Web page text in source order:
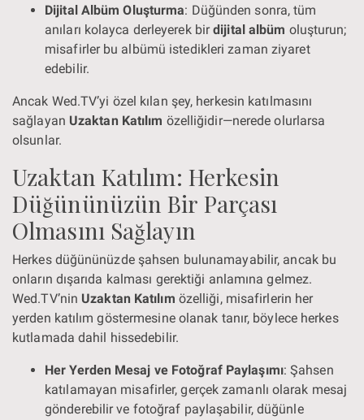
Dijital Albüm Oluşturma: Düğünden sonra, tüm
anıları kolayca derleyerek birdijital albüm oluşturun;
misafirler bu albümü istedikleri zaman ziyaret
edebilir.
Ancak Wed.TV’yi özel kılan şey, herkesin katılmasını
sağlayan Uzaktan Katılım özelliğidir—nerede olurlarsa
olsunlar.
Uzaktan Katılım: Herkesin
Düğününüzün Bir Parçası
Olmasını Sağlayın
Herkes düğününüzde şahsen bulunamayabilir, ancak bu
onların dışarıda kalması gerektiği anlamına gelmez.
Wed.TV’nin Uzaktan Katılım özelliği, misafirlerin her
yerden katılım göstermesine olanak tanır, böylece herkes
kutlamada dahil hissedebilir.
Her Yerden Mesaj ve Fotoğraf Paylaşımı: Şahsen
katılamayan misafirler, gerçek zamanlı olarak mesaj
gönderebilir ve fotoğraf paylaşabilir, düğünle